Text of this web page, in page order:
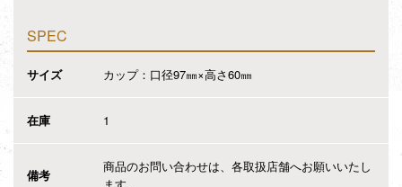
SPEC
サイズ カップ：口径97㎜×高さ60㎜
在庫 1
備考
商品のお問い合わせは、各取扱店舗へお願いいたし